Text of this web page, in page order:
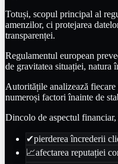
Totuși, scopul principal al
amenzilor, ci protejarea
transparenței.
Regulamentul european
de gravitatea situației, natura
Autoritățile analizează
numeroși factori înainte de
Dincolo de aspectul
✔pierderea încrederii
📈afectarea reputației